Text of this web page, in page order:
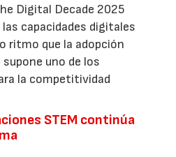
Digital Decade 2025
capacidades digitales
ritmo que la adopción
uno de los
la competitividad
STEM continúa